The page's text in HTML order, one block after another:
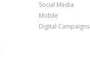
Social Media
Mobile
Digital Campaigns